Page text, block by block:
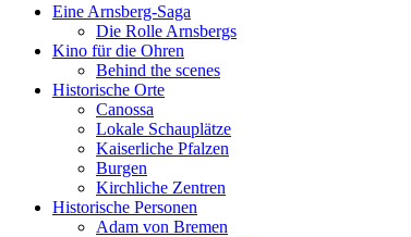
Eine Arnsberg-Saga
Die Rolle Arnsbergs
Kino für die Ohren
Behind the scenes
Historische Orte
Canossa
Lokale Schauplätze
Kaiserliche Pfalzen
Burgen
Kirchliche Zentren
Historische Personen
Adam von Bremen